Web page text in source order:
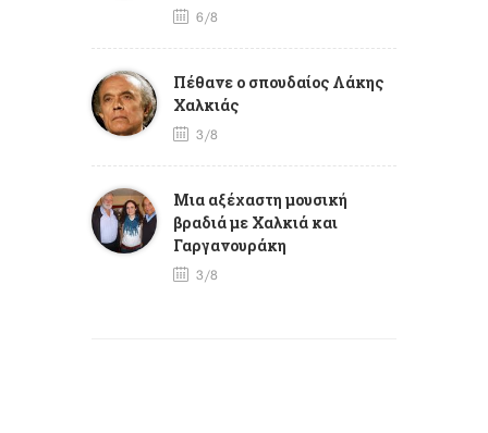
6/8
Πέθανε ο σπουδαίος Λάκης
Χαλκιάς
3/8
Mια αξέχαστη μουσική
βραδιά με Χαλκιά και
Γαργανουράκη
3/8